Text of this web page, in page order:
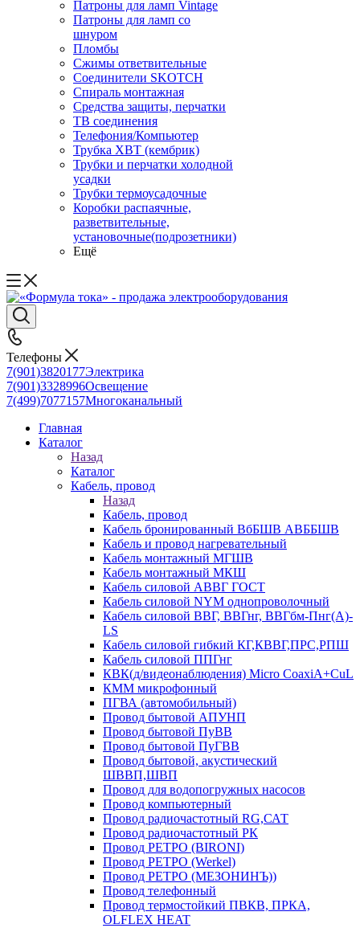
Патроны для ламп Vintage
Патроны для ламп со
шнуром
Пломбы
Сжимы ответвительные
Соединители SKOTCH
Спираль монтажная
Средства защиты, перчатки
ТВ соединения
Телефония/Компьютер
Трубка ХВТ (кембрик)
Трубки и перчатки холодной
усадки
Трубки термоусадочные
Коробки распаячные,
разветвительные,
установочные(подрозетники)
Ещё
Телефоны
7(901)3820177Электрика
7(901)3328996Освещение
7(499)7077157Многоканальный
Главная
Каталог
Назад
Каталог
Кабель, провод
Назад
Кабель, провод
Кабель бронированный ВбБШВ АВББШВ
Кабель и провод нагревательный
Кабель монтажный МГШВ
Кабель монтажный МКШ
Кабель силовой АВВГ ГОСТ
Кабель силовой NYM однопроволочный
Кабель силовой ВВГ, ВВГнг, ВВГбм-Пнг(А)-
LS
Кабель силовой гибкий КГ,КВВГ,ПРС,РПШ
Кабель силовой ППГнг
КВК(д/видеонаблюдения) Micro CoaxiA+CuL
КММ микрофонный
ПГВА (автомобильный)
Провод бытовой АПУНП
Провод бытовой ПуВВ
Провод бытовой ПуГВВ
Провод бытовой, акустический
ШВВП,ШВП
Провод для водопогружных насосов
Провод компьютерный
Провод радиочастотный RG,САТ
Провод радиочастотный РК
Провод РЕТРО (BIRONI)
Провод РЕТРО (Werkel)
Провод РЕТРО (МЕЗОНИНЪ))
Провод телефонный
Провод термостойкий ПВКВ, ПРКА,
OLFLEX HEAT